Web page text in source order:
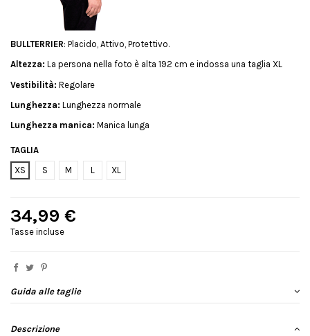
BULLTERRIER: Placido, Attivo, Protettivo.
Altezza: La persona nella foto è alta 192 cm e indossa una taglia XL
Vestibilità: Regolare
Lunghezza: Lunghezza normale
Lunghezza manica: Manica lunga
TAGLIA
XS
S M L XL
34,99 €
Tasse incluse
Guida alle taglie
Descrizione